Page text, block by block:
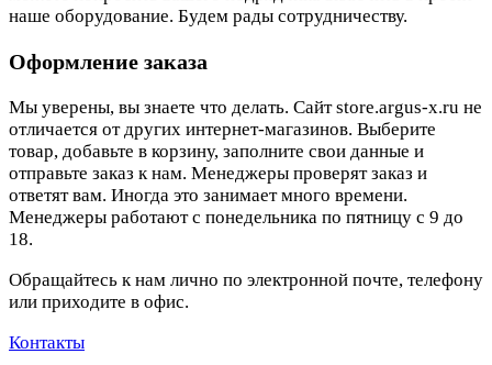
наше оборудование. Будем рады сотрудничеству.
Оформление заказа
Мы уверены, вы знаете что делать. Сайт store.argus-x.ru не
отличается от других интернет-магазинов. Выберите
товар, добавьте в корзину, заполните свои данные и
отправьте заказ к нам. Менеджеры проверят заказ и
ответят вам. Иногда это занимает много времени.
Менеджеры работают с понедельника по пятницу с 9 до
18.
Обращайтесь к нам лично по электронной почте, телефону
или приходите в офис.
Контакты